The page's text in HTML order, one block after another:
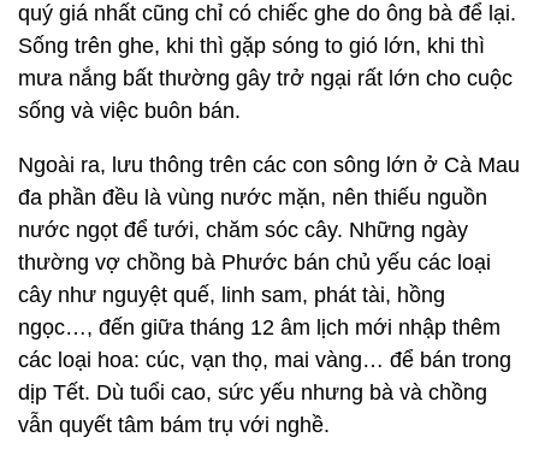
quý giá nhất cũng chỉ có chiếc ghe do ông bà để lại.
Sống trên ghe, khi thì gặp sóng to gió lớn, khi thì
mưa nắng bất thường gây trở ngại rất lớn cho cuộc
sống và việc buôn bán.
Ngoài ra, lưu thông trên các con sông lớn ở Cà Mau
đa phần đều là vùng nước mặn, nên thiếu nguồn
nước ngọt để tưới, chăm sóc cây. Những ngày
thường vợ chồng bà Phước bán chủ yếu các loại
cây như nguyệt quế, linh sam, phát tài, hồng
ngọc…, đến giữa tháng 12 âm lịch mới nhập thêm
các loại hoa: cúc, vạn thọ, mai vàng… để bán trong
dịp Tết. Dù tuổi cao, sức yếu nhưng bà và chồng
vẫn quyết tâm bám trụ với nghề.